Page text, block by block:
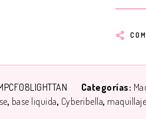
Categorías:
base liquida Cyberibella